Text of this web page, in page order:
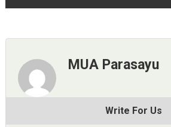
MUA Parasayu
Write For Us